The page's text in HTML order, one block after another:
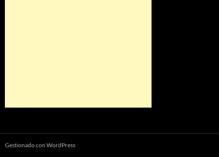
Gestionado con WordPress